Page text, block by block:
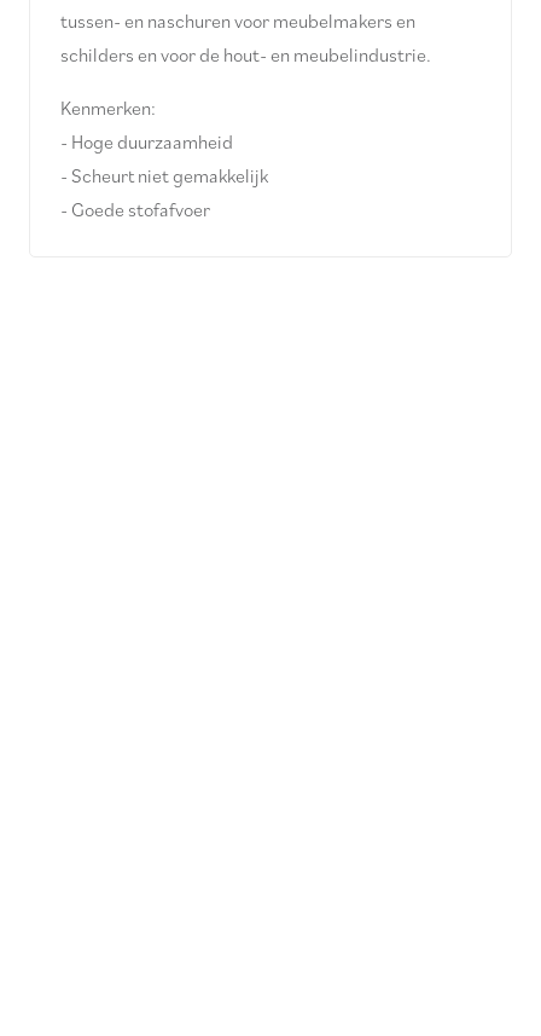
tussen- en naschuren voor meubelmakers en
schilders en voor de hout- en meubelindustrie.
Kenmerken:
- Hoge duurzaamheid
- Scheurt niet gemakkelijk
- Goede stofafvoer